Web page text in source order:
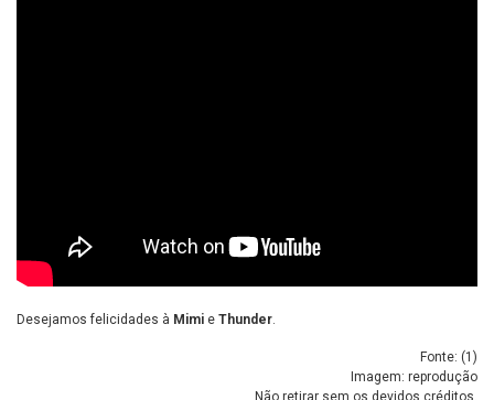
Desejamos felicidades à Mimi e Thunder
Fonte: (1 )
Imagem: reprodução
Não retirar sem os devidos créditos.